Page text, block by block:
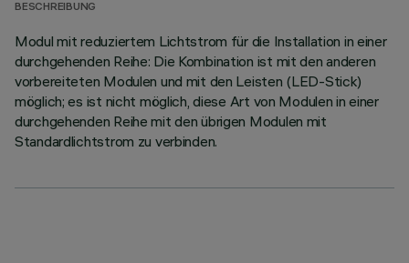
BESCHREIBUNG
Modul mit reduziertem Lichtstrom für die Installation in einer
durchgehenden Reihe: Die Kombination ist mit den anderen
vorbereiteten Modulen und mit den Leisten (LED-Stick)
möglich; es ist nicht möglich, diese Art von Modulen in einer
durchgehenden Reihe mit den übrigen Modulen mit
Standardlichtstrom zu verbinden.